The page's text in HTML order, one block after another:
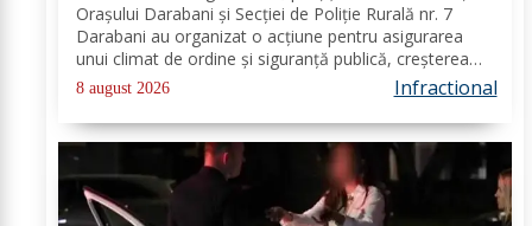
Orașului Darabani și Secției de Poliție Rurală nr. 7
Darabani au organizat o acțiune pentru asigurarea
unui climat de ordine și siguranță publică, creșterea
gradului de siguranță rutieră și combaterea faptelor
antisociale, în localitatea...
8 august 2026 Infractional